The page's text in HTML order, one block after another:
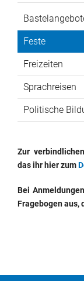
Jugendzeltplatz
Kontakt
Feste
Freizeiten
Sprachreisen
Politische
Zur
das ihr hier zum
Bei
Fragebogen aus,